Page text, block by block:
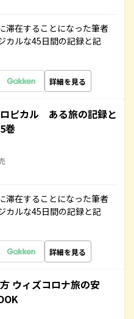
滞在することになった筆者
カルな45日間の記録と記
詳細を見る
ピカル ある旅の記録と
巻
滞在することになった筆者
カルな45日間の記録と記
詳細を見る
ウィズコロナ旅の安